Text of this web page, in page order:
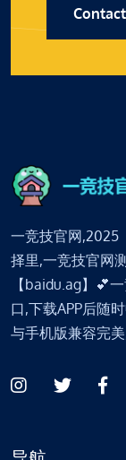
一竞技官网,2025
择里,一竞技官网
【baidu.ag】💕
口,下载APP后随
与手机版兼容完